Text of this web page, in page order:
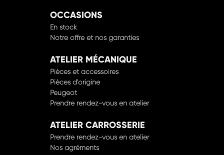
OCCASIONS
En stock
Notre offre et nos garanties
ATELIER MÉCANIQUE
Pièces et accessoires
Pièces d'origine
Peugeot
Prendre rendez-vous en atelier
ATELIER CARROSSERIE
Prendre rendez-vous en atelier
Nos agréments